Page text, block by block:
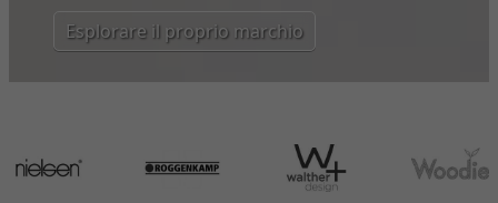
Esplorare il proprio marchio